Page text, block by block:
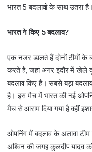
भारत 5 बदलावों के साथ उतरा है।
भारत ने किए 5 बदलाव?
एक नजर डालते हैं दोनों टीमों के
करते हैं, जहां अगर इंदौर में खेले
बदलाव किए हैं। सबसे बड़ा
है। इस मैच में भारत की नई
मैच से आराम दिया गया है वहीं
ओपनिंग में बदलाव के अलावा
अश्विन की जगह कुलदीप यादव